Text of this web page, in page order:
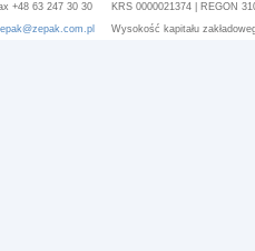
+48 63 247 30 30
KRS 0000021374 | REGON
Wysokość kapitału